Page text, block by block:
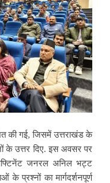
की गई, जिसमें उत्तराखंड के
के उत्तर दिए. इस अवसर पर
जनरल अनिल भट्ट
के प्रश्नों का मार्गदर्शनपूर्ण